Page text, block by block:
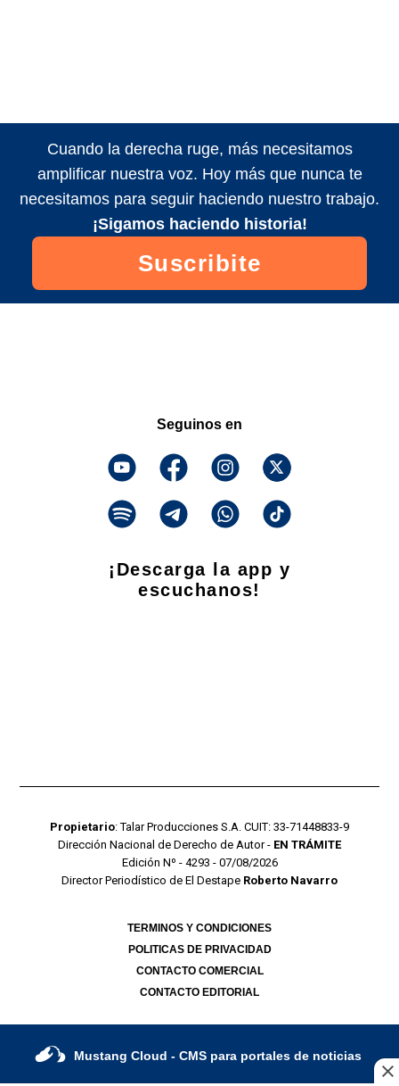
Cuando la derecha ruge, más necesitamos
amplificar nuestra voz. Hoy más que nunca te
necesitamos para seguir haciendo nuestro trabajo.
¡Sigamos haciendo historia!
Suscribite
Seguinos en
¡Descarga la app y
escuchanos!
Propietario: Talar Producciones S.A. CUIT: 33-71448833-9
Dirección Nacional de Derecho de Autor - EN TRÁMITE
Edición Nº - 4293 - 07/08/2026
Director Periodístico de El Destape Roberto Navarro
TERMINOS Y CONDICIONES
POLITICAS DE PRIVACIDAD
CONTACTO COMERCIAL
CONTACTO EDITORIAL
Mustang Cloud - CMS para portales de noticias